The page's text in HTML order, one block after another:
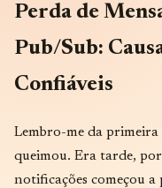
Perda de
Pub/Sub:
Confiáveis
Lembro-me da primeira
queimou. Era tarde,
notificações começou a